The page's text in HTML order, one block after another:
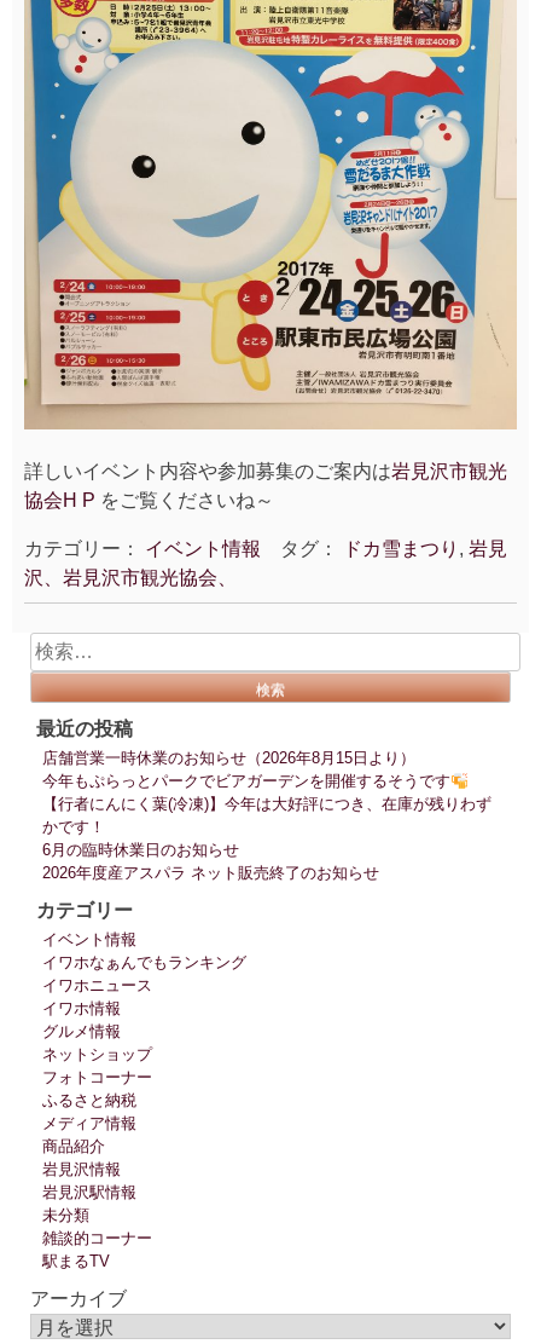
詳しいイベント内容や参加募集のご案内は岩見沢市観光
協会H P をご覧くださいね～
カテゴリー： イベント情報 タグ： ドカ雪まつり , 岩見
沢、岩見沢市観光協会、
検
索:
最近の投稿
店舗営業一時休業のお知らせ（2026年8月15日より）
今年もぷらっとパークでビアガーデンを開催するそうです
【行者にんにく葉(冷凍)】今年は大好評につき、在庫が残りわず
かです！
6月の臨時休業日のお知らせ
2026年度産アスパラ ネット販売終了のお知らせ
カテゴリー
イベント情報
イワホなぁんでもランキング
イワホニュース
イワホ情報
グルメ情報
ネットショップ
フォトコーナー
ふるさと納税
メディア情報
商品紹介
岩見沢情報
岩見沢駅情報
未分類
雑談的コーナー
駅まるTV
アーカイブ